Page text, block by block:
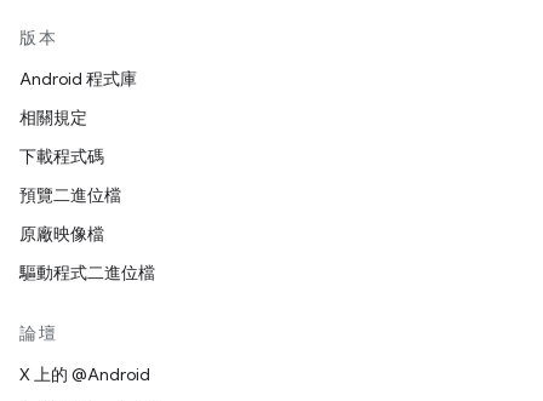
版本
Android 程式庫
相關規定
下載程式碼
預覽二進位檔
原廠映像檔
驅動程式二進位檔
論壇
X 上的 @Android